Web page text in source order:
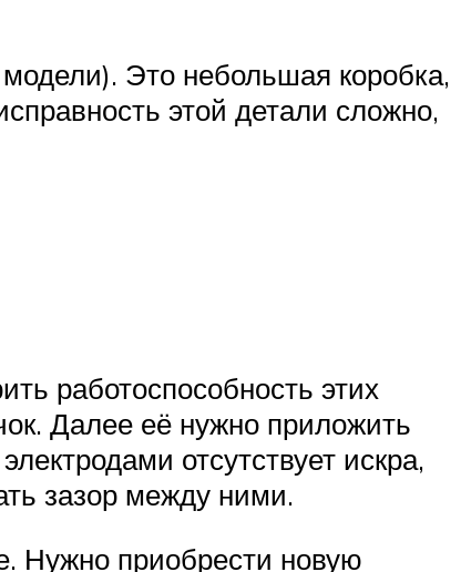
Это небольшая коробка,
этой детали сложно,
работоспособность этих
Далее её нужно приложить
отсутствует искра,
зазор между ними.
Нужно приобрести новую